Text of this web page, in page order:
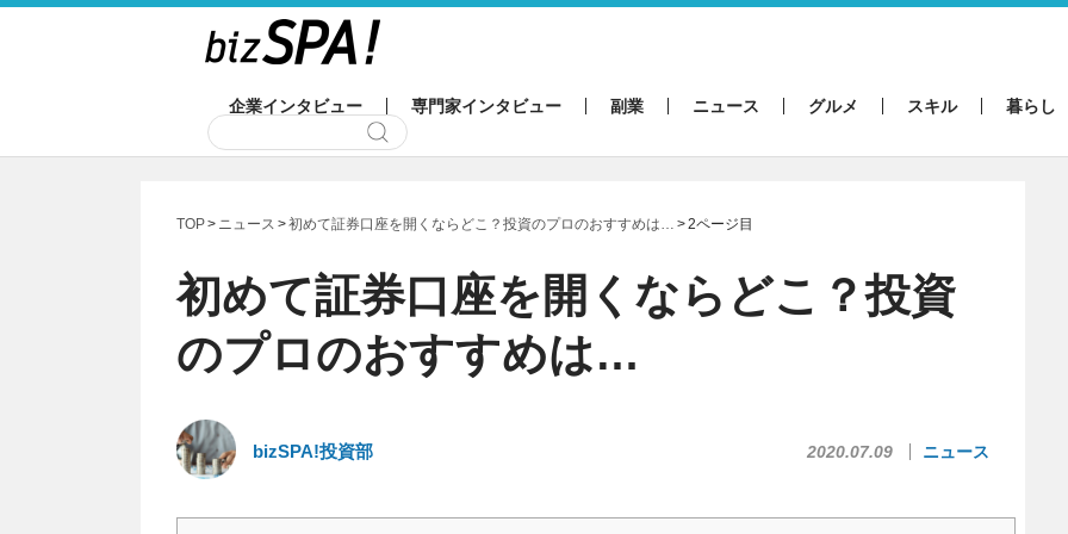
企業インタビュー 専門家インタビュー 副業 ニュース グルメ スキル 暮らし
TOP ニュース 初めて証券口座を開くならどこ？投資のプロのおすすめは… 2ページ目
初めて証券口座を開くならどこ？投資
のプロのおすすめは…
bizSPA!投資部 2020.07.09 ニュース